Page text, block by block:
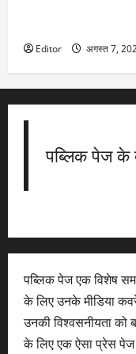
Editor अगस्त 7,
पब्लिक पेज के
पब्लिक पेज एक विशेष
के लिए उनके मीडिया
उनकी विश्वसनीयता को
के लिए एक ऐसा प्रेस